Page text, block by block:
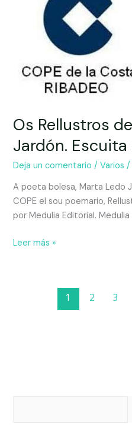
Os Rellustros
Jardón.
Deja un comentario /Varios
A poeta bolesa, Marta Ledo
COPE el sou poemario,
por Medulia Editorial.
Leer más »
1 2 3